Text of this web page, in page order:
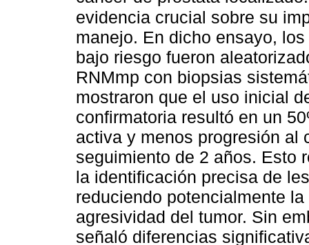
evidencia crucial sobre su
manejo. En dicho ensayo,
bajo riesgo fueron
RNMmp con biopsias
mostraron que el uso inicial
confirmatoria resultó en un
activa y menos progresión al
seguimiento de 2 años. Esto
la identificación precisa de
reduciendo potencialmente
agresividad del tumor. Sin
señaló diferencias